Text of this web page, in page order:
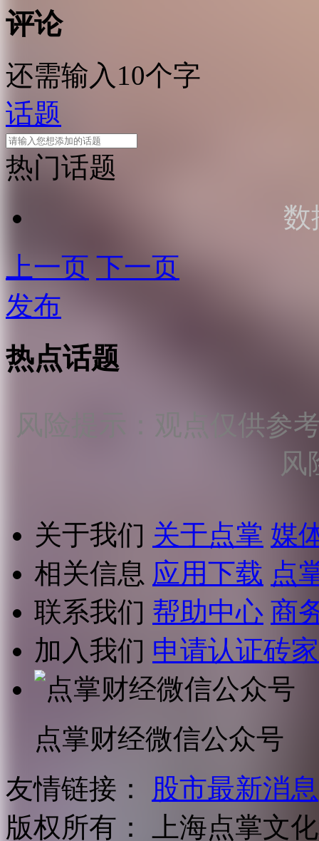
评论
还需输入10个字
话题
热门话题
数
上一页 下一页
发布
热点话题
风险提示：观点仅供参
风
关于我们 关于点掌 媒
相关信息 应用下载 点
联系我们 帮助中心 商
加入我们 申请认证砖家
点掌财经微信公众号
友情链接：
股市最新消息
版权所有：
上海点掌文